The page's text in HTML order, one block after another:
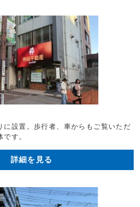
に設置。歩行者、車からもご覧いただ
す。
詳細を見る